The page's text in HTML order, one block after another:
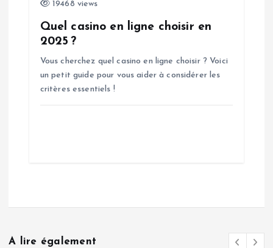
19468 views
Quel casino en ligne choisir en
2025 ?
Vous cherchez quel casino en ligne choisir ? Voici
un petit guide pour vous aider à considérer les
critères essentiels !
A lire également